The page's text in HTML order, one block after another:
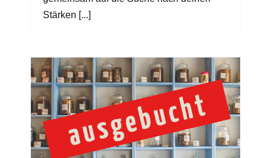
Stärken [...]